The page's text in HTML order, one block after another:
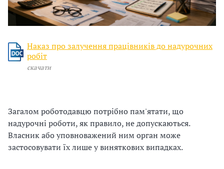
Наказ про залучення працівників до надурочних
робіт
скачати
Загалом роботодавцю потрібно пам'ятати, що
надурочні роботи, як правило, не допускаються.
Власник або уповноважений ним орган може
застосовувати їх лише у виняткових випадках.
й
н
о
р